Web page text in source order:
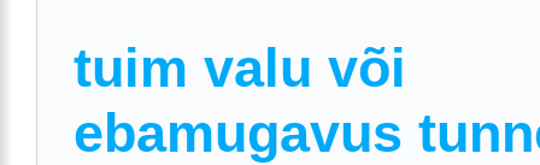
tuim valu või
ebamugavus